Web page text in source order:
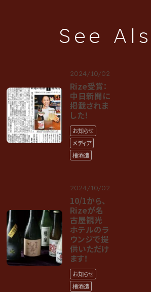
See
2024/10/02
Rize受賞：
中日新聞に
掲載されま
した！
お知らせ
メディア
椿酒造
2024/10/02
10/1から、
Rizeが名
古屋観光
ホテルのラ
ウンジで提
供いただけ
ます！
お知らせ
椿酒造